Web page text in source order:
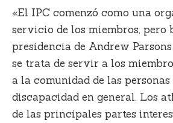
«El IPC comenzó como una
servicio de los miembros, pero
presidencia de Andrew
se trata de servir a los
a la comunidad de las
discapacidad en general. Los
de las principales partes